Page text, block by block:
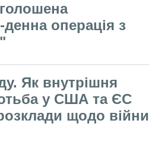
операція з
Як внутрішня
у США та ЄС
щодо війни